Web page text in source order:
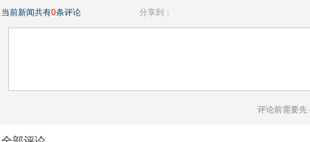
当前新闻共有0条评论 分享到：
评论前需要先